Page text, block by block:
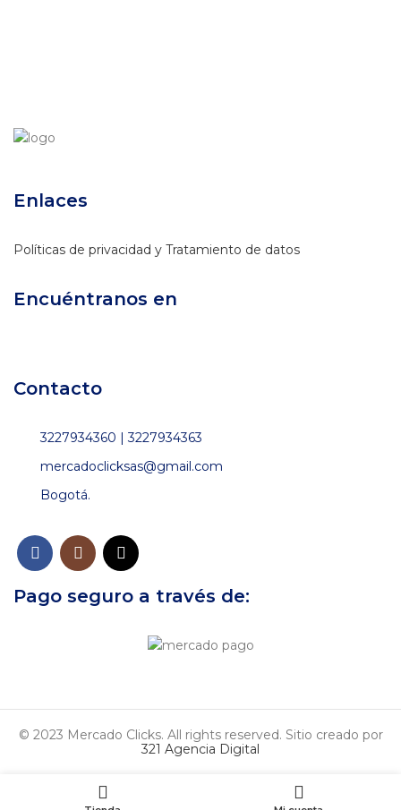
Enlaces
Políticas de privacidad y Tratamiento de datos
Encuéntranos en
Contacto
3227934360 | 3227934363
mercadoclicksas@gmail.com
Bogotá.
Pago seguro a través de:
© 2023 Mercado Clicks. All rights reserved. Sitio creado por
321 Agencia Digital